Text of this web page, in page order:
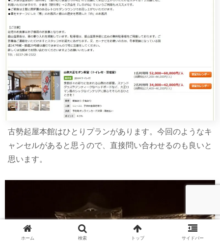
古勢起屋本館はひとりプランがあります。今回のようなキ
ャンセルがあると思うので、直接問い合わせるのも良いと
思います。
ホーム 検索 トップ サイドバー